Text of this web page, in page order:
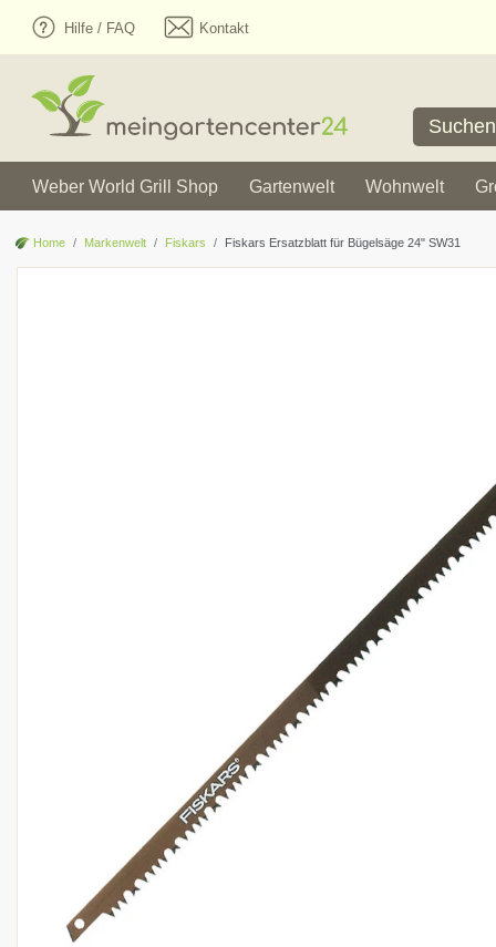
Hilfe / FAQ Kontakt
Weber World Grill Shop Gartenwelt Wohnwelt
Home Markenwelt Fiskars Fiskars Ersatzblatt für Bügelsäge 24" SW31